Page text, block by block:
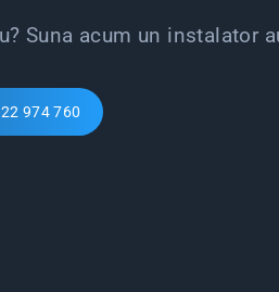
Suna acum un instalator
974 760